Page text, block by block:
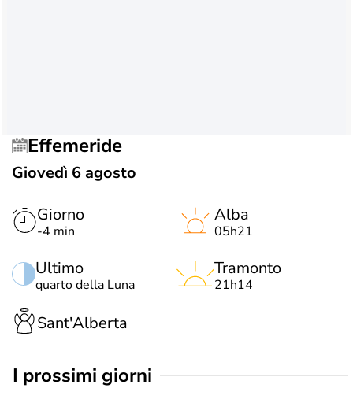
Effemeride
Giovedì 6 agosto
Giorno
-4 min
Ultimo
quarto della Luna
Alba
05h21
Tramonto
21h14
Sant'Alberta
i prossimi giorni